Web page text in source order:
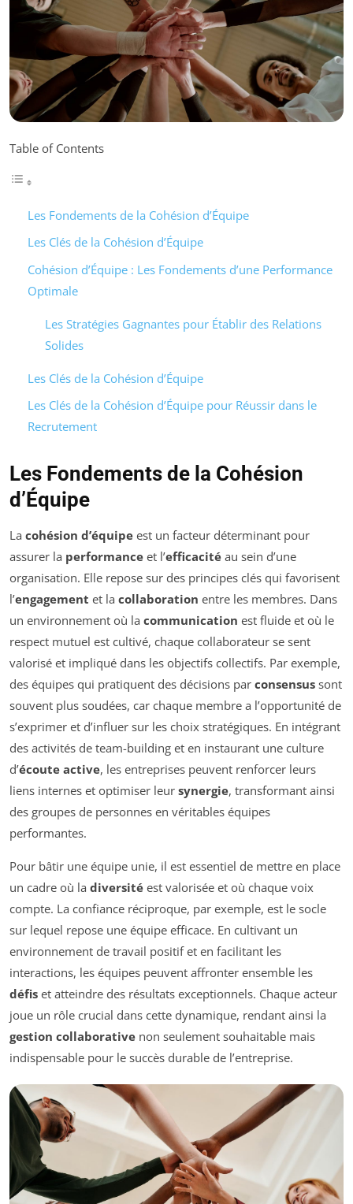
Table of Contents
Les Fondements de la Cohésion d’Équipe
Les Clés de la Cohésion d’Équipe
Cohésion d’Équipe : Les Fondements d’une Performance
Optimale
Les Stratégies Gagnantes pour Établir des Relations
Solides
Les Clés de la Cohésion d’Équipe
Les Clés de la Cohésion d’Équipe pour Réussir dans le
Recrutement
Les Fondements de la Cohésion
d’Équipe
La cohésion d’équipe est un facteur déterminant pour
assurer la performance et l’efficacité au sein d’une
organisation. Elle repose sur des principes clés qui favorisent
l’engagement et la collaboration entre les membres. Dans
un environnement où la communication est fluide et où le
respect mutuel est cultivé, chaque collaborateur se sent
valorisé et impliqué dans les objectifs collectifs. Par exemple,
des équipes qui pratiquent des décisions par consensus sont
souvent plus soudées, car chaque membre a l’opportunité de
s’exprimer et d’influer sur les choix stratégiques. En intégrant
des activités de team-building et en instaurant une culture
d’écoute active, les entreprises peuvent renforcer leurs
liens internes et optimiser leur synergie, transformant ainsi
des groupes de personnes en véritables équipes
performantes.
Pour bâtir une équipe unie, il est essentiel de mettre en place
un cadre où la diversité est valorisée et où chaque voix
compte. La confiance réciproque, par exemple, est le socle
sur lequel repose une équipe efficace. En cultivant un
environnement de travail positif et en facilitant les
interactions, les équipes peuvent affronter ensemble les
défis et atteindre des résultats exceptionnels. Chaque acteur
joue un rôle crucial dans cette dynamique, rendant ainsi la
gestion collaborative non seulement souhaitable mais
indispensable pour le succès durable de l’entreprise.